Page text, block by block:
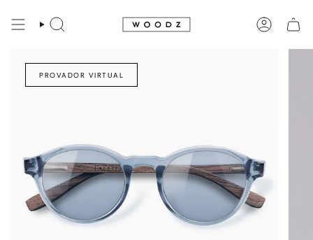
para
conteúdoPESQUISAR CONTA
PROVADOR VIRTUAL